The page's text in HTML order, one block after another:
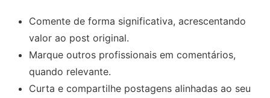
Comente de forma significativa, acrescentando
valor ao post original.
Marque outros profissionais em comentários,
quando relevante.
Curta e compartilhe postagens alinhadas ao seu